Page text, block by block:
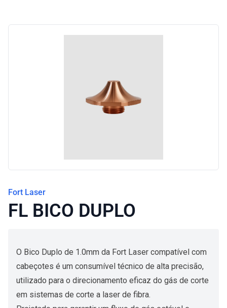
Fort Laser
FL BICO DUPLO
O Bico Duplo de 1.0mm da Fort Laser compatível com
cabeçotes é um consumível técnico de alta precisão,
utilizado para o direcionamento eficaz do gás de corte
em sistemas de corte a laser de fibra.